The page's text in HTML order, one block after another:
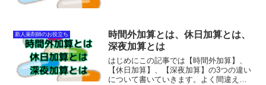
に錠剤を粉砕したり...
新人薬剤師のお役立ち
時間外加算とは、休日加算とは、
深夜加算とは
はじめにこの記事では【時間外加算】、
【休日加算】、【深夜加算】の3つの違い
について書いていきます。よく間違えら